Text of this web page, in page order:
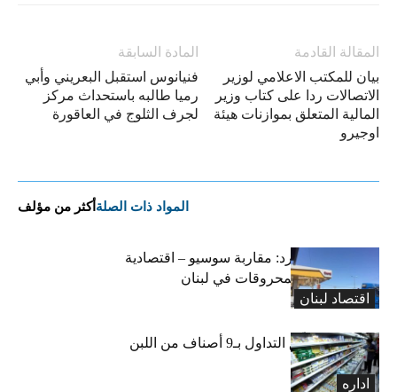
المادة السابقة
فنيانوس استقبل البعريني وأبي
رميا طالبه باستحداث مركز
لجرف الثلوج في العاقورة
المقالة القادمة
بيان للمكتب الاعلامي لوزير
الاتصالات ردا على كتاب وزير
المالية المتعلق بموازنات هيئة
اوجيرو
المواد ذات الصلة أكثر من مؤلف
اقتصاد لبنان
التضخم المستورد: مقاربة سوسيو – اقتصادية
لارتفاع أسعار المحروقات في لبنان
اداره
«الاقتصاد» تعلّق التداول بـ9 أصناف من اللبن
واللبنة